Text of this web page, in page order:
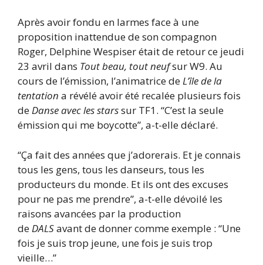
Après avoir fondu en larmes face à une
proposition inattendue de son compagnon
Roger, Delphine Wespiser était de retour ce jeudi
23 avril dans Tout beau, tout neufsur W9. Au
cours de l’émission, l’animatrice deL’île de la
tentation a révélé avoir été recalée plusieurs fois
deDanse avec les starssur TF1. “C’est la seule
émission qui me boycotte”, a-t-elle déclaré.
“Ça fait des années que j’adorerais. Et je connais
tous les gens, tous les danseurs, tous les
producteurs du monde. Et ils ont des excuses
pour ne pas me prendre”, a-t-elle dévoilé les
raisons avancées par la production
deDALSavant de donner comme exemple : “Une
fois je suis trop jeune, une fois je suis trop
vieille…”